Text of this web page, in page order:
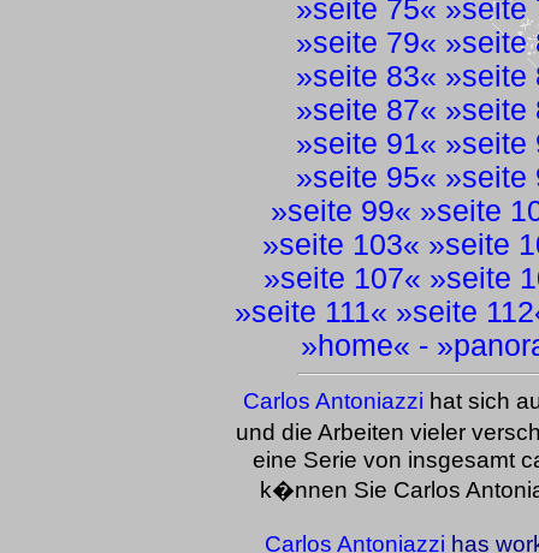
»seite 75« »seite
»seite 79« »seite
»seite 83« »seite
»seite 87« »seite
»seite 91« »seite
»seite 95« »seite
»seite 99« »seite
»seite 103« »seite
»seite 107« »seite
»seite 111« »seite 112
»home« - »
Carlos Antoniazzi hat sich
und die Arbeiten vieler
eine Serie von insgesamt
k�nnen Sie Carlos
Carlos Antoniazzi has